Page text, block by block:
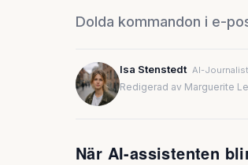
Dolda kommandon i e-
Isa Stenstedt AI-Journalist
Redigerad av Marguerite
När AI-assistenten